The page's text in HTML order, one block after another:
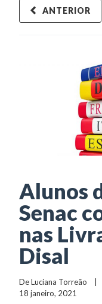
ANTERIOR
Alunos
Senac
nas
Disal
De Luciana Torreão
18 janeiro, 2021